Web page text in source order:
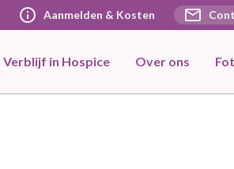
info Aanmelden & Kosten mail
Verblijf in Hospice Over ons